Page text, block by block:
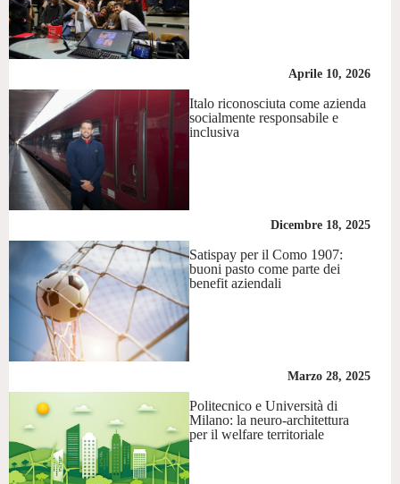
Aprile 10, 2026
Italo riconosciuta come azienda
socialmente responsabile e
inclusiva
Dicembre 18, 2025
Satispay per il Como 1907:
buoni pasto come parte dei
benefit aziendali
Marzo 28, 2025
Politecnico e Università di
Milano: la neuro-architettura
per il welfare territoriale